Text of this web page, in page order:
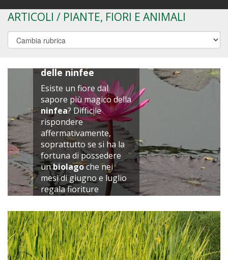
ARTICOLI / PIANTE, FIORI E ANIMALI
delle ninfee
Esiste un fiore dal
sapore più magico della
ninfea? Difficile
rispondere
affermativamente,
soprattutto se si ha la
fortuna di possedere
unbiolagoche nei
mesi di giugno e luglio
regala fioriture
spettacolari.